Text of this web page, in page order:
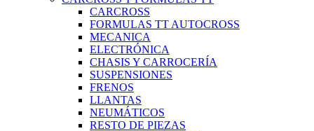
CARCROSS
FORMULAS TT AUTOCROSS
MECANICA
ELECTRÓNICA
CHASIS Y CARROCERÍA
SUSPENSIONES
FRENOS
LLANTAS
NEUMÁTICOS
RESTO DE PIEZAS